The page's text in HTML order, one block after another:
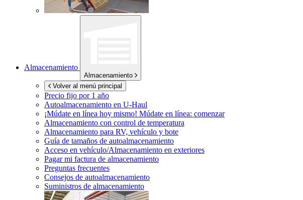
Almacenamiento
Almacenamiento
Volver al menú principal
Precio fijo por 1 año
Autoalmacenamiento en U-Haul
¡Múdate en línea hoy mismo! Múdate en línea: comenzar
Almacenamiento con control de temperatura
Almacenamiento para RV, vehículo y bote
Guía de tamaños de autoalmacenamiento
Acceso en vehículo/Almacenamiento en exteriores
Pagar mi factura de almacenamiento
Preguntas frecuentes
Consejos de autoalmacenamiento
Suministros de almacenamiento